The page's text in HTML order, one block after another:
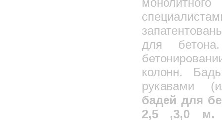
для
колонн.
рукавами
бадей для
2,5 ,3,0 м.